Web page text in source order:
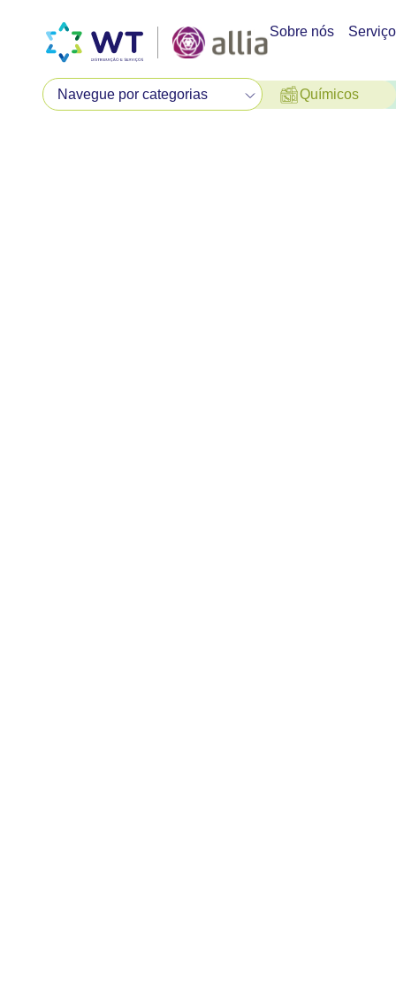
Sobre nós
Químicos